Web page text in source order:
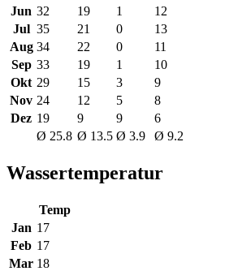
Jun 32 19 1
12
Jul 35 21 0
13
Aug 34 22 0
11
Sep 33 19 1
10
Okt 29 15 3
9
Nov 24 12 5
8
Dez 19 9 9
6
Ø 25.8 Ø 13.5 Ø 3.9 Ø 9.2
Wassertemperatur
Temp
Jan 17
Feb 17
Mar 18